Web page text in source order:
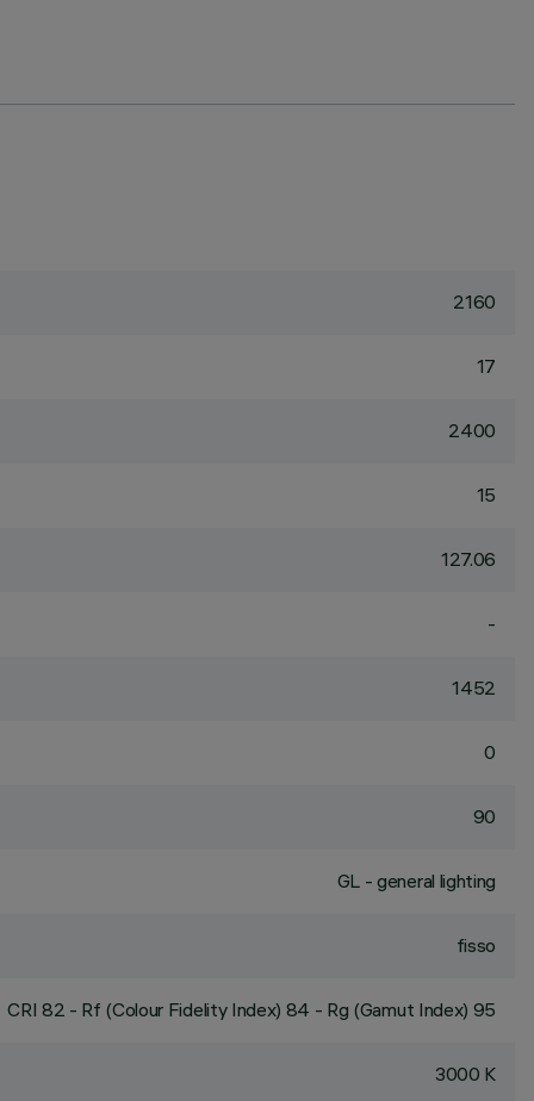
2160
17
2400
15
127.06
-
1452
0
90
GL - general lighting
fisso
CRI 82 - Rf (Colour Fidelity Index) 84 - Rg (Gamut Index) 95
3000 K